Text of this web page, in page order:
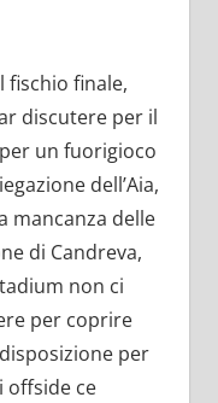
fischio finale,
discutere per il
un fuorigioco
dell’Aia,
mancanza delle
di Candreva,
non ci
per coprire
per
offside ce